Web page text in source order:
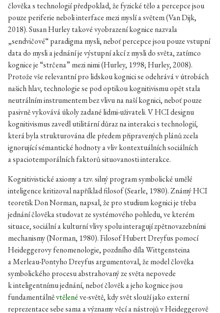
člověka s technologií předpoklad, že fyzické tělo a percepce jsou
pouze periferie neboli interface mezi myslí a světem (Van Dijk,
2018). Susan Hurley takové vyobrazení kognice nazvala
„sendvičové“ paradigma mysli, neboť percepce jsou pouze vstupní
data do mysli a jednání je výstupní akcí z mysli do světa, zatímco
kognice je “strčena” mezi nimi (Hurley, 1998; Hurley, 2008).
Protože vše relevantní pro lidskou kognici se odehrává v útrobách
našich hlav, technologie se pod optikou kognitivismu opět stala
neutrálním instrumentem bez vlivu na naší kognici, neboť pouze
pasivně vykovává úkoly zadané lidmi-uživateli. V HCI designu
kognitivismus zavedl utilitární důraz na interakci s technologií,
která byla strukturována dle předem připravených plánů zcela
ignorující sémantické hodnoty a vliv kontextuálních sociálních
a spaciotemporálních faktorů situovanosti interakce.
Kognitivistické axiomy a tzv. silný program symbolické umělé
inteligence kritizoval například filosof (Searle, 1980). Známý HCI
teoretik Don Norman, napsal, že pro studium kognici je třeba
jednání člověka studovat ze systémového pohledu, ve kterém
situace, sociální a kulturní vlivy spolu interagují zpětnovazebními
mechanismy (Norman, 1980). Filosof Hubert Dreyfus pomocí
Heideggerovy fenomenologie, pozdního díla Wittgensteina
a Merleau-Pontyho Dreyfus argumentoval, že model člověka
symbolického procesu abstrahovaný ze světa nepovede
k inteligentnímu jednání, neboť člověk a jeho kognice jsou
fundamentálněvtělenéve-světě, kdy svět slouží jako externí
reprezentace sebe sama a významy věcí a nástrojů v Heideggerově